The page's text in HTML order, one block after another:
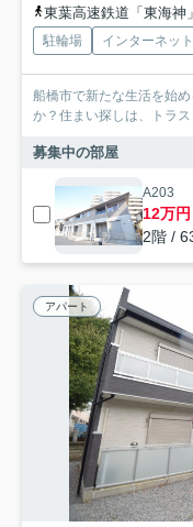
東葉高速鉄道「東海神
駐輪場 インターネッ
船橋市で新たな生活を始
か？住まい探しは、トラス
募集中の部屋
A203
12万円
2階 /
アパート